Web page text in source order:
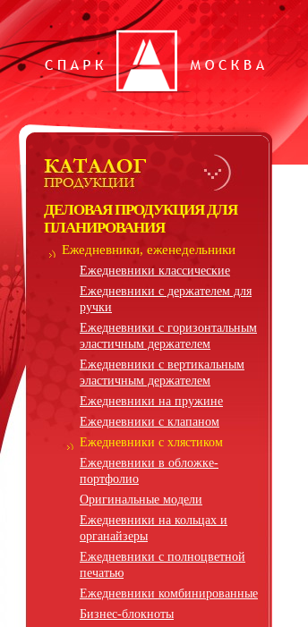
ДЕЛОВАЯ ПРОДУКЦИЯ ДЛЯ
ПЛАНИРОВАНИЯ
Ежедневники, еженедельники
Ежедневники классические
Ежедневники с держателем для
ручки
Ежедневники с горизонтальным
эластичным держателем
Ежедневники с вертикальным
эластичным держателем
Ежедневники на пружине
Ежедневники с клапаном
Ежедневники с хлястиком
Ежедневники в обложке-
портфолио
Оригинальные модели
Ежедневники на кольцах и
органайзеры
Ежедневники с полноцветной
печатью
Ежедневники комбинированные
Бизнес-блокноты